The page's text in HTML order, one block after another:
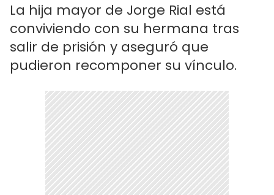
La hija mayor de Jorge Rial está
conviviendo con su hermana tras
salir de prisión y aseguró que
pudieron recomponer su vínculo.